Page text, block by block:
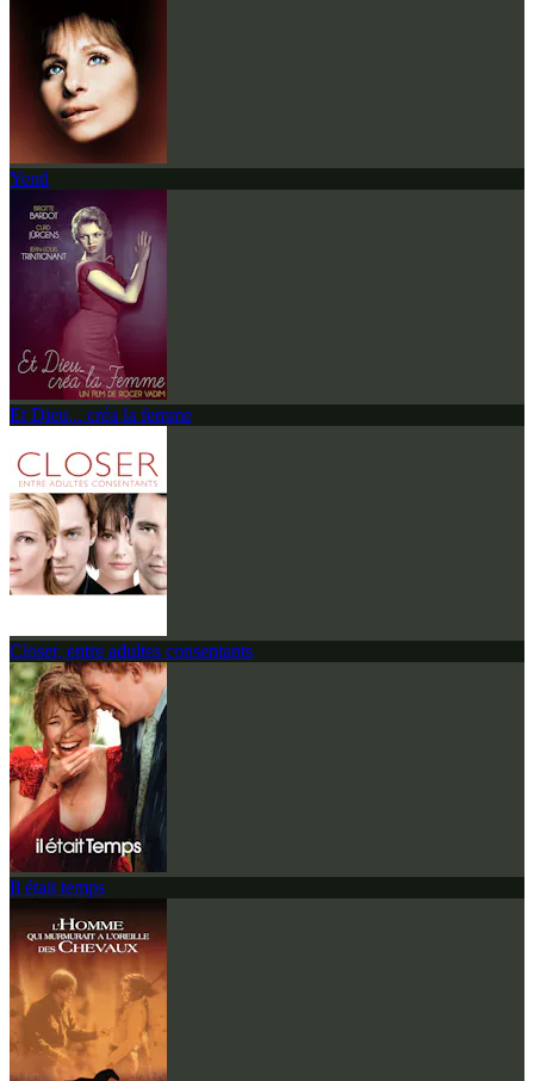
Yentl
Et Dieu... créa la femme
Closer, entre adultes consentants
Il était temps